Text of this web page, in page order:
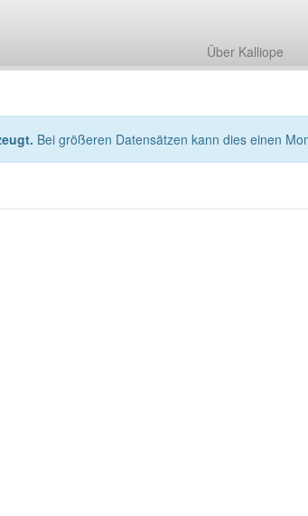
Über Kalliope
Bei größeren Datensätzen kann dies einen